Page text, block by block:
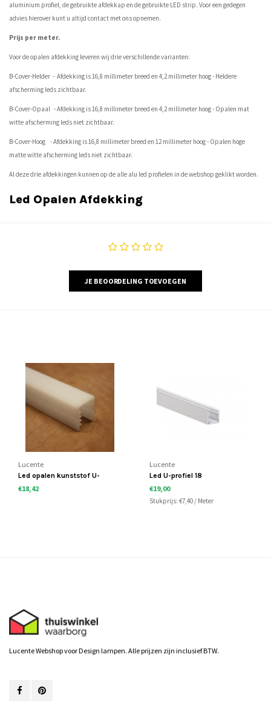
aluminium profiel, de gebruikte afdekkap en de gebruikte LED strip. Voor een gedegen
advies hierover kunt u altijd contact met ons opnemen.
Prijs per meter.
Voor de opalen afdekking leveren wij drie verschillende varianten:
B-Cover-Helder - Afdekking is 16,8 millimeter breed en 4,2 millimeter hoog - Heldere
afscherming leds zichtbaar.
B-Cover-Opaal - Afdekking is 16,8 millimeter breed en 4,2 millimeter hoog - Opalen mat
witte afscherming leds niet zichtbaar.
B-Cover-Hoog - Afdekking is 16,8 millimeter breed en 12 millimeter hoog - Opalen hoge
matte witte afscherming leds niet zichtbaar.
Al deze drie afdekkingen kunnen op de alle alu led profielen in de webshop geklikt worden.
Led Opalen Afdekking
JE BEOORDELING TOEVOEGEN
Lucente
Led opalen kunststof U-
profiel
€18,42
Lucente
Led U-profiel 18
€19,00
Stukprijs:€7,40 / Meter
Lucente Webshop voor Design lampen. Alle prijzen zijn inclusief BTW.